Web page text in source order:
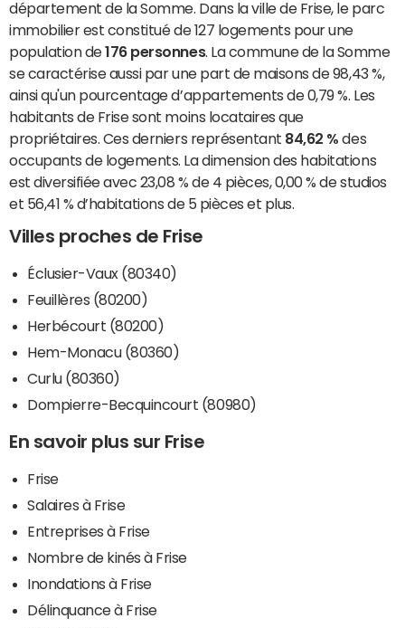
département de la Somme. Dans la ville de Frise, le parc
immobilier est constitué de 127 logements pour une
population de176 personnes. La commune de la Somme
se caractérise aussi par une part de maisons de 98,43 %,
ainsi qu'un pourcentage d’appartements de 0,79 %. Les
habitants de Frise sont moins locataires que
propriétaires. Ces derniers représentant 84,62 % des
occupants de logements. La dimension des habitations
est diversifiée avec 23,08 % de 4 pièces, 0,00 % de studios
et 56,41 % d’habitations de 5 pièces et plus.
Villes proches de Frise
Éclusier-Vaux (80340)
Feuillères (80200)
Herbécourt (80200)
Hem-Monacu (80360)
Curlu (80360)
Dompierre-Becquincourt (80980)
En savoir plus sur Frise
Frise
Salaires à Frise
Entreprises à Frise
Nombre de kinés à Frise
Inondations à Frise
Délinquance à Frise